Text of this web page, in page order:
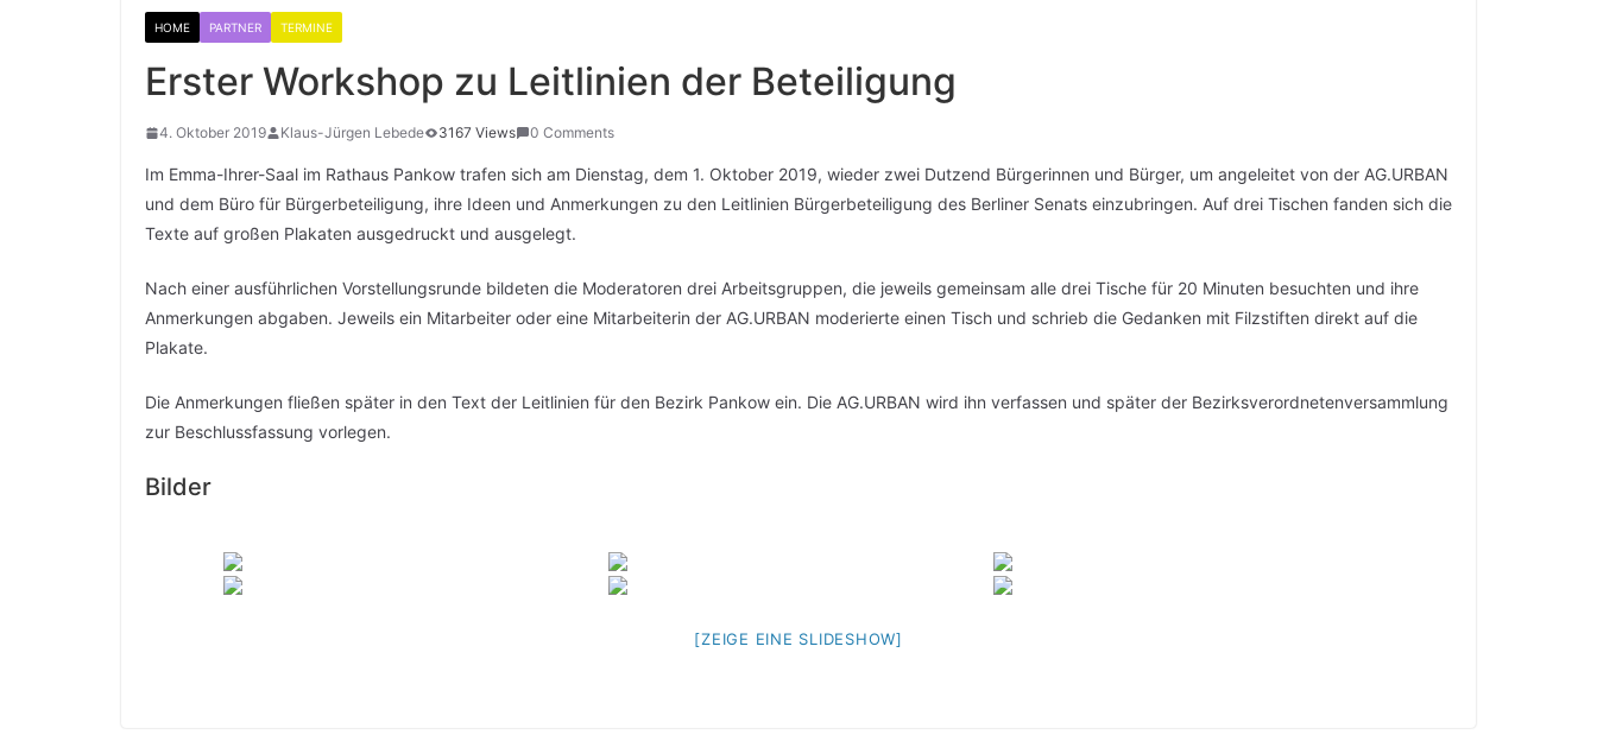
HOME PARTNER TERMINE
Erster Workshop zu Leitlinien der Beteiligung
4. Oktober 2019 Klaus-Jürgen Lebede 3167 Views 0 Comments
Im Emma-Ihrer-Saal im Rathaus Pankow trafen sich am Dienstag, dem 1. Oktober 2019, wieder zwei Dutzend Bürgerinnen und Bürger, um angeleitet von der AG.URBAN
und dem Büro für Bürgerbeteiligung, ihre Ideen und Anmerkungen zu den Leitlinien Bürgerbeteiligung des Berliner Senats einzubringen. Auf drei Tischen fanden sich die
Texte auf großen Plakaten ausgedruckt und ausgelegt.
Nach einer ausführlichen Vorstellungsrunde bildeten die Moderatoren drei Arbeitsgruppen, die jeweils gemeinsam alle drei Tische für 20 Minuten besuchten und ihre
Anmerkungen abgaben. Jeweils ein Mitarbeiter oder eine Mitarbeiterin der AG.URBAN moderierte einen Tisch und schrieb die Gedanken mit Filzstiften direkt auf die
Plakate.
Die Anmerkungen fließen später in den Text der Leitlinien für den Bezirk Pankow ein. Die AG.URBAN wird ihn verfassen und später der Bezirksverordnetenversammlung
zur Beschlussfassung vorlegen.
Bilder
[ZEIGE EINE SLIDESHOW]